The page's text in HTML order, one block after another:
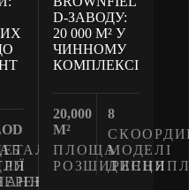
D-ЗАВОДУ:
20 000 М² У
ЧИННОМУ
КОМПЛЕКСІ
20,000
M²
ПЛОЩА
РОЗШИРЕННЯ
8
МОДЕЛІ